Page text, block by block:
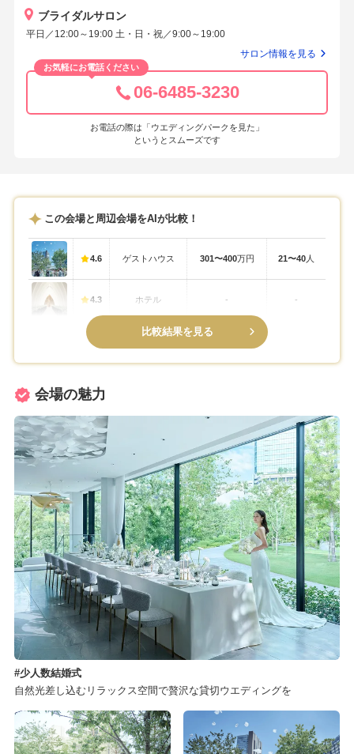
ブライダルサロン
平日／12:00～19:00 土・日・祝／9:00～19:00
サロン情報を見る
お気軽にお電話ください
06-6485-3230
お電話の際は「ウエディングパークを見た」
というとスムーズです
この会場と周辺会場をAIが比較！
4.6 ゲストハウス 301〜400万円 21〜40 人
4.3 ホテル - -
比較結果を見る
会場の魅力
少人数結婚式
自然光差し込むリラックス空間で贅沢な貸切ウエディングを